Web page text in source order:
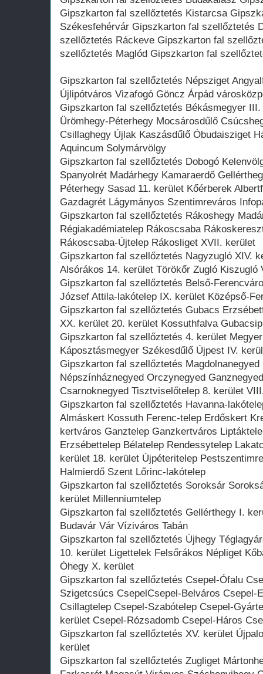
Gipszkarton fal szellőztetés Kistarcsa
Székesfehérvár Gipszkarton fal szellőztetés
szellőztetés Ráckeve Gipszkarton fal
szellőztetés Maglód Gipszkarton fal
Gipszkarton fal szellőztetés Népsziget
Újlipótváros Vizafogó Göncz Árpád
Gipszkarton fal szellőztetés Békásmegyer
Ürömhegy-Péterhegy Mocsárosdűlő
Csillaghegy Újlak Kaszásdűlő Óbudaisziget
Aquincum Solymárvölgy
Gipszkarton fal szellőztetés Dobogó
Spanyolrét Madárhegy Kamaraerdő
Péterhegy Sasad 11. kerület Kőérberek
Gazdagrét Lágymányos Szentimreváros
Gipszkarton fal szellőztetés Rákoshegy
Régiakadémiatelep Rákoscsaba
Rákoscsaba-Újtelep Rákosliget XVII. kerület
Gipszkarton fal szellőztetés Nagyzugló XIV.
Alsórákos 14. kerület Törökőr Zugló Kiszugló
Gipszkarton fal szellőztetés Belső-
József Attila-lakótelep IX. kerület Középső-
Gipszkarton fal szellőztetés Gubacs
XX. kerület 20. kerület Kossuthfalva
Gipszkarton fal szellőztetés 4. kerület
Káposztásmegyer Székesdűlő Újpest IV.
Gipszkarton fal szellőztetés
Népszínháznegyed Orczynegyed
Csarnoknegyed Tisztviselőtelep 8. kerület
Gipszkarton fal szellőztetés Havanna-
Almáskert Kossuth Ferenc-telep Erdőskert
kertváros Ganztelep Ganzkertváros
Erzsébettelep Bélatelep Rendessytelep
kerület 18. kerület Újpéteritelep
Halmierdő Szent Lőrinc-lakótelep
Gipszkarton fal szellőztetés Soroksár
kerület Millenniumtelep
Gipszkarton fal szellőztetés Gellérthegy I.
Budavár Vár Víziváros Tabán
Gipszkarton fal szellőztetés Újhegy
10. kerület Ligettelek Felsőrákos Népliget
Óhegy X. kerület
Gipszkarton fal szellőztetés Csepel-Ófalu
Szigetcsúcs CsepelCsepel-Belváros Csepel-
Csillagtelep Csepel-Szabótelep Csepel-
kerület Csepel-Rózsadomb Csepel-Háros
Gipszkarton fal szellőztetés XV. kerület
kerület
Gipszkarton fal szellőztetés Zugliget